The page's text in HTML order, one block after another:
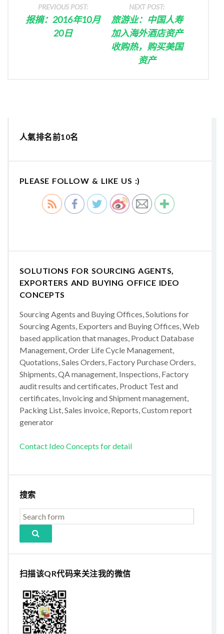
PREVIOUS POST:
报摘：2016年10月
20日
NEXT POST:
旅游业：中国人寿
加入海外酒店资产
收购热，购买美国
资产
人氣排名前10名
PLEASE FOLLOW & LIKE US :)
SOLUTIONS FOR SOURCING AGENTS,
EXPORTERS AND BUYING OFFICE IDEO
CONCEPTS
Sourcing Agents and Buying Offices, Solutions for
Sourcing Agents, Exporters and Buying Offices, Web
based application that manages, Product Database
Management, Order Life Cycle Management,
Quotations, Sales Orders, Factory Purchase Orders,
Shipments, QA management, Inspections, Factory
audit results and certificates, Product Test and
certificates, Invoicing and Shipment management,
Packing List, Sales invoice, Reports, Custom report
generator
Contact Ideo Concepts for detail
搜索
扫描该QR代码来关注我的微信